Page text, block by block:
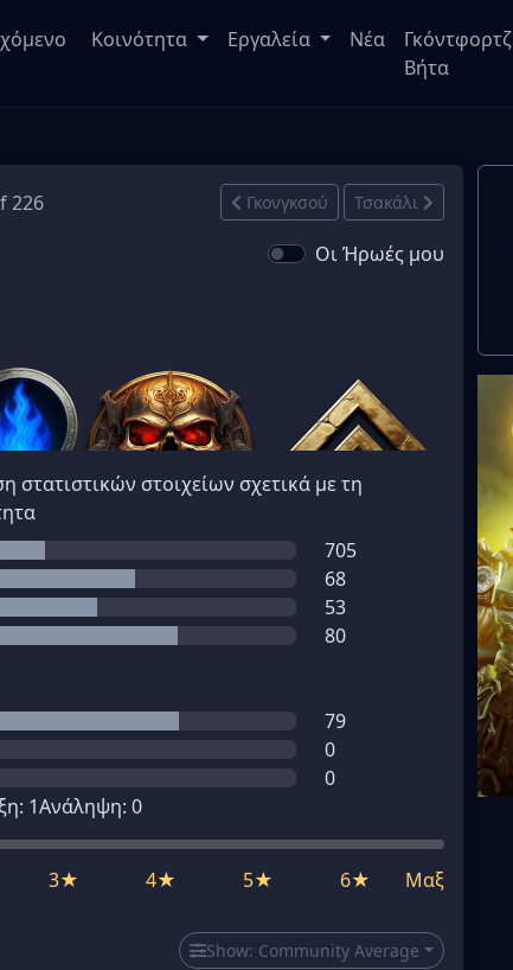
Κοινότητα Εργαλεία Νέα
Γκόντφορτζ
Βήτα
226 Γκονγκσού Τσακάλι
Οι Ήρωές μου
στατιστικών στοιχείων σχετικά με τη
705
68
53
80
79
0
0
1Ανάληψη: 0
3★ 4★ 5★ 6★ Μαξ
Show: Community Average